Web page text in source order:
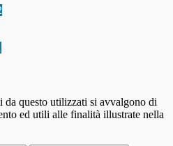
da questo utilizzati si avvalgono di
ed utili alle finalità illustrate nella